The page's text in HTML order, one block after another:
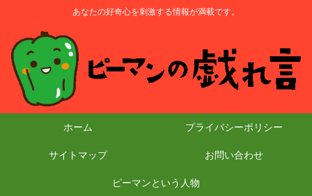
あなたの好奇心を刺激する情報が満載です。
ホーム プライバシーポリシー
サイトマップ お問い合わせ
ピーマンという人物